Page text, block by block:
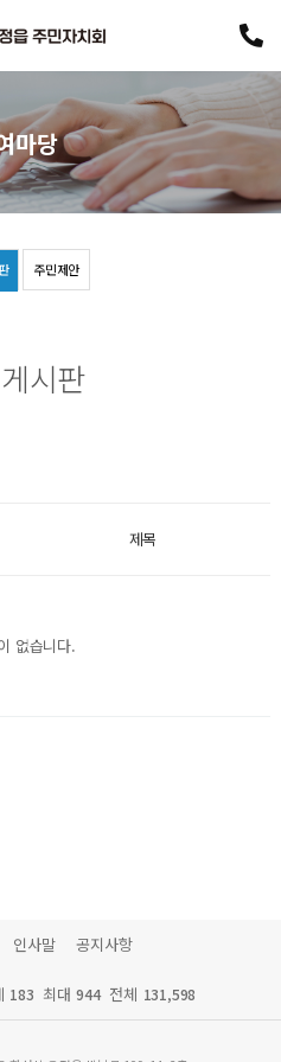
주민제안
마당
시판
제목
없습니다.
인사말 공지사항
183 최대 944 전체 131,598